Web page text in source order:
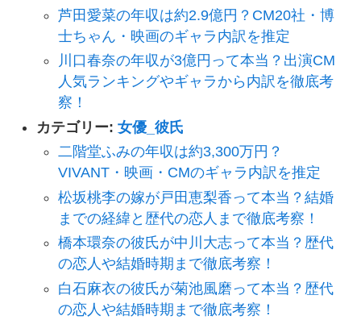
芦田愛菜の年収は約2.9億円？CM20社・博
士ちゃん・映画のギャラ内訳を推定
川口春奈の年収が3億円って本当？出演CM
人気ランキングやギャラから内訳を徹底考
察！
カテゴリー: 女優_彼氏
二階堂ふみの年収は約3,300万円？
VIVANT・映画・CMのギャラ内訳を推定
松坂桃李の嫁が戸田恵梨香って本当？結婚
までの経緯と歴代の恋人まで徹底考察！
橋本環奈の彼氏が中川大志って本当？歴代
の恋人や結婚時期まで徹底考察！
白石麻衣の彼氏が菊池風磨って本当？歴代
の恋人や結婚時期まで徹底考察！